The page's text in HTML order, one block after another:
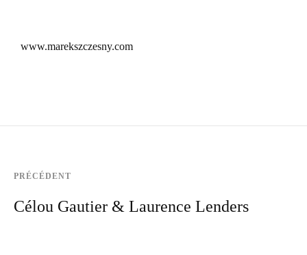
www.marekszczesny.com
PRÉCÉDENT
Célou Gautier & Laurence Lenders